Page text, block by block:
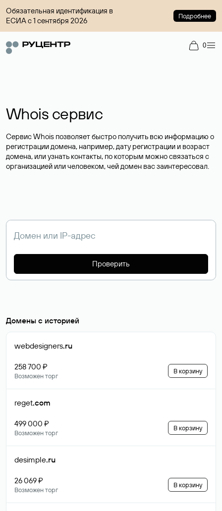
Обязательная идентификация в
ЕСИА с 1 сентября 2026
Подробнее
0
Whois сервис
Сервис Whois позволяет быстро получить всю информацию о
регистрации домена, например, дату регистрации и возраст
домена, или узнать контакты, по которым можно связаться с
организацией или человеком, чей домен вас заинтересовал.
Проверить
Домены с историей
webdesigners.ru
258 700 ₽
Возможен торг
В корзину
reget.com
499 000 ₽
Возможен торг
В корзину
desimple.ru
26 069 ₽
Возможен торг
В корзину